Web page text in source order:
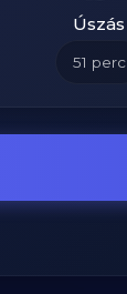
Úszás
51 perc